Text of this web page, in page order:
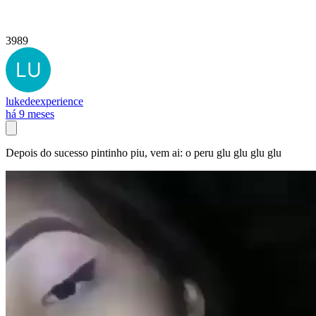
3989
lukedeexperience
há 9 meses
Depois do sucesso pintinho piu, vem ai: o peru glu glu glu glu